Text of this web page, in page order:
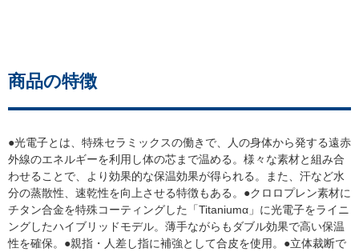
商品の特徴
●光電子とは、特殊セラミックスの働きで、人の身体から発する遠赤
外線のエネルギーを利用し体の芯まで温める。様々な素材と組み合
わせることで、より効果的な保温効果が得られる。また、汗など水
分の蒸散性、速乾性を向上させる特徴もある。●クロロプレン素材に
チタン合金を特殊コーティングした「Titaniumα」に光電子をライニ
ングしたハイブリッドモデル。薄手ながらもダブル効果で高い保温
性を確保。●親指・人差し指に補強として合皮を使用。●立体裁断で